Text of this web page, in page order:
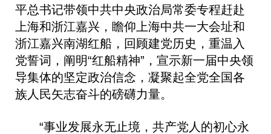
平总书记带领中共中央政治局常委专程赶赴
上海和浙江嘉兴，瞻仰上海中共一大会址和
浙江嘉兴南湖红船，回顾建党历史，重温入
党誓词，阐明“红船精神”，宣示新一届中央领
导集体的坚定政治信念，凝聚起全党全国各
族人民矢志奋斗的磅礴力量。
“事业发展永无止境，共产党人的初心永